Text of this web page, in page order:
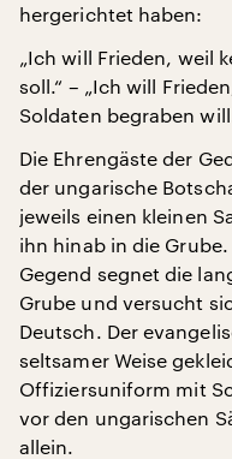
hergerichtet haben:
„Ich will Frieden, weil
soll.“ – „Ich will
Soldaten begraben
Die Ehrengäste der
der ungarische
jeweils einen kleinen
ihn hinab in die
Gegend segnet die
Grube und versucht
Deutsch. Der
seltsamer Weise
Offiziersuniform mit
vor den ungarischen
allein.